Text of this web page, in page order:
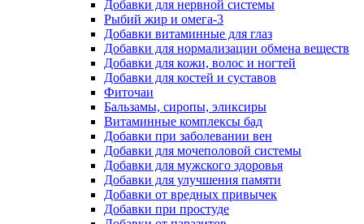
Добавки для нервной системы
Рыбий жир и омега-3
Добавки витаминные для глаз
Добавки для нормализации обмена веществ
Добавки для кожи, волос и ногтей
Добавки для костей и суставов
Фиточаи
Бальзамы, сиропы, эликсиры
Витаминные комплексы бад
Добавки при заболевании вен
Добавки для мочеполовой системы
Добавки для мужского здоровья
Добавки для улучшения памяти
Добавки от вредных привычек
Добавки при простуде